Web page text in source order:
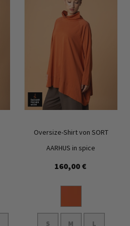
Oversize-Shirt von SORT
AARHUS in spice
160,00 €
S M L